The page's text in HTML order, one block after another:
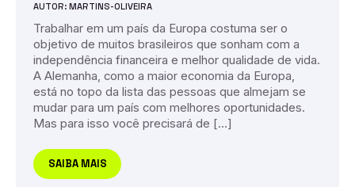
AUTOR: MARTINS-OLIVEIRA
Trabalhar em um país da Europa costuma ser o
objetivo de muitos brasileiros que sonham com a
independência financeira e melhor qualidade de vida.
A Alemanha, como a maior economia da Europa,
está no topo da lista das pessoas que almejam se
mudar para um país com melhores oportunidades.
Mas para isso você precisará de […]
SAIBA MAIS